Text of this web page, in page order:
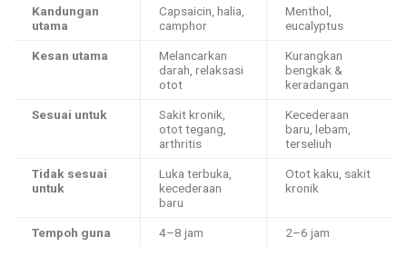
Kandungan
utama
Capsaicin, halia,
camphor
Menthol,
eucalyptus
Kesan utama
Melancarkan
darah, relaksasi
otot
Kurangkan
bengkak &
keradangan
Sesuai untuk
Sakit kronik,
otot tegang,
arthritis
Kecederaan
baru, lebam,
terseliuh
Tidak sesuai
untuk
Luka terbuka,
kecederaan
baru
Otot kaku, sakit
kronik
Tempoh guna 4–8 jam 2–6 jam